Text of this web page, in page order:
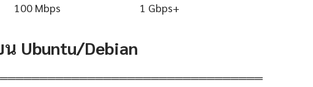
100 Mbps 1 Gbps+
Ubuntu/Debian